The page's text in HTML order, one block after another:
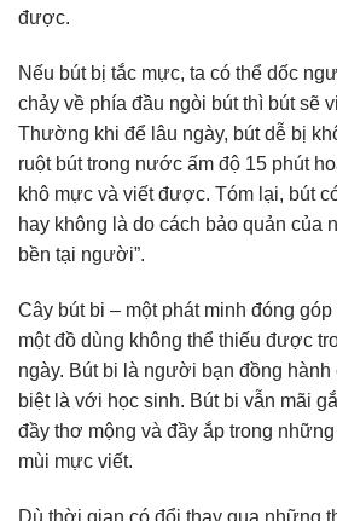
được.
Nếu bút bị tắc mực, ta có thể dốc
chảy về phía đầu ngòi bút thì bút sẽ
Thường khi để lâu ngày, bút dễ bị
ruột bút trong nước ấm độ 15 phút
khô mực và viết được. Tóm lại, bút
hay không là do cách bảo quản của
bền tại người”.
Cây bút bi – một phát minh đóng
một đồ dùng không thể thiếu được
ngày. Bút bi là người bạn đồng
biệt là với học sinh. Bút bi vẫn mãi
đầy thơ mộng và đầy ắp trong
mùi mực viết.
Dù thời gian có đổi thay qua những